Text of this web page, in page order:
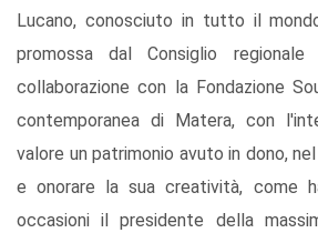
Lucano, conosciuto in tutto il
promossa dal Consiglio
collaborazione con la Fondazione
contemporanea di Matera, con
valore un patrimonio avuto in dono,
e onorare la sua creatività, come
occasioni il presidente della